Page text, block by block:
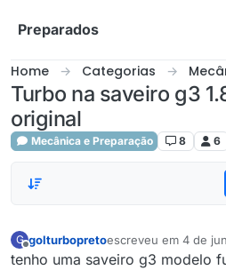
Preparados
Home Categorias
Turbo na saveiro g3
original
Mecânica e Preparação 8 6
G
Offline
golturbopretoescreveu em 4 de
última edição por6
tenho uma saveiro g3 modelo